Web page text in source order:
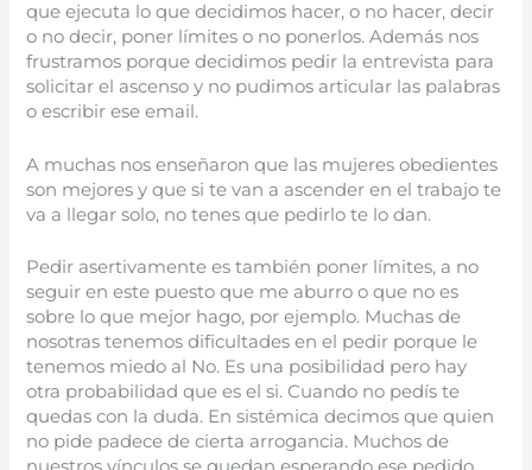
que ejecuta lo que decidimos hacer, o no hacer, decir
o no decir, poner límites o no ponerlos. Además nos
frustramos porque decidimos pedir la entrevista para
solicitar el ascenso y no pudimos articular las palabras
o escribir ese email.
A muchas nos enseñaron que las mujeres obedientes
son mejores y que si te van a ascender en el trabajo te
va a llegar solo, no tenes que pedirlo te lo dan.
Pedir asertivamente es también poner límites, a no
seguir en este puesto que me aburro o que no es
sobre lo que mejor hago, por ejemplo. Muchas de
nosotras tenemos dificultades en el pedir porque le
tenemos miedo al No. Es una posibilidad pero hay
otra probabilidad que es el si. Cuando no pedís te
quedas con la duda. En sistémica decimos que quien
no pide padece de cierta arrogancia. Muchos de